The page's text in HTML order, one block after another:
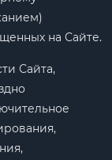
на Сайте.
Сайта,